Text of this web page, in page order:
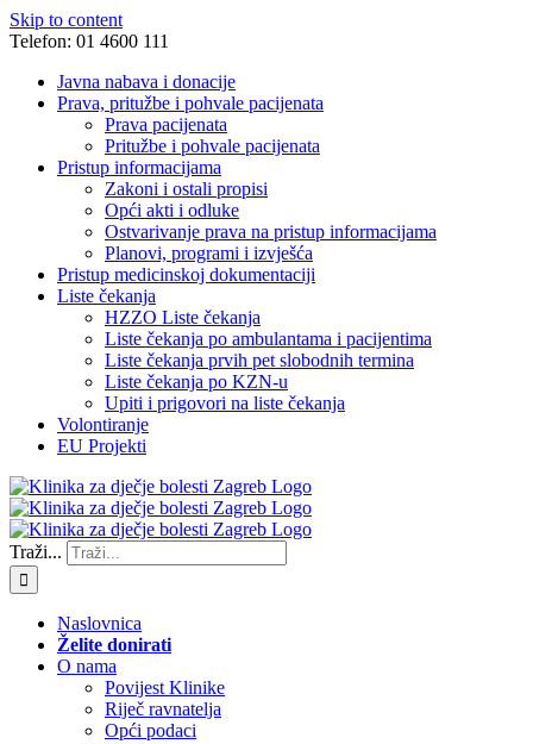
Skip to content
Telefon: 01 4600 111
Javna nabava i donacije
Prava, pritužbe i pohvale pacijenata
Prava pacijenata
Pritužbe i pohvale pacijenata
Pristup informacijama
Zakoni i ostali propisi
Opći akti i odluke
Ostvarivanje prava na pristup informacijama
Planovi, programi i izvješća
Pristup medicinskoj dokumentaciji
Liste čekanja
HZZO Liste čekanja
Liste čekanja po ambulantama i pacijentima
Liste čekanja prvih pet slobodnih termina
Liste čekanja po KZN-u
Upiti i prigovori na liste čekanja
Volontiranje
EU Projekti
Traži...
Naslovnica
Želite donirati
O nama
Povijest Klinike
Riječ ravnatelja
Opći podaci